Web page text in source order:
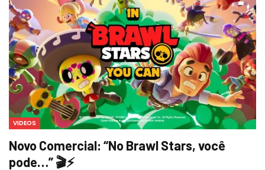
VIDEOS
Novo Comercial: “No Brawl Stars, você
pode…” 🎬⚡